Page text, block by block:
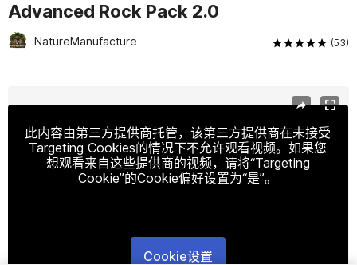
Advanced Rock Pack 2.0
NatureManufacture (53)
此内容由第三方提供商托管，该第三方提供商在未接受
Targeting Cookies的情况下不允许观看视频。如果您
想观看来自这些提供商的视频，请将“Targeting
Cookie”的Cookie偏好设置为“是”。
Cookie设置